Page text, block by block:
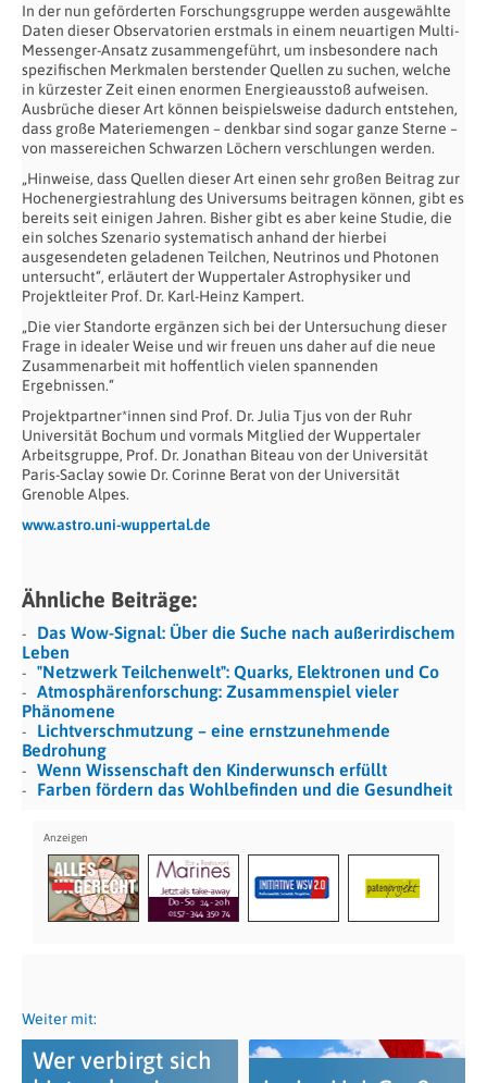
In der nun geförderten Forschungsgruppe werden ausgewählte
Daten dieser Observatorien erstmals in einem neuartigen Multi-
Messenger-Ansatz zusammengeführt, um insbesondere nach
spezifischen Merkmalen berstender Quellen zu suchen, welche
in kürzester Zeit einen enormen Energieausstoß aufweisen.
Ausbrüche dieser Art können beispielsweise dadurch entstehen,
dass große Materiemengen – denkbar sind sogar ganze Sterne –
von massereichen Schwarzen Löchern verschlungen werden.
„Hinweise, dass Quellen dieser Art einen sehr großen Beitrag zur
Hochenergiestrahlung des Universums beitragen können, gibt es
bereits seit einigen Jahren. Bisher gibt es aber keine Studie, die
ein solches Szenario systematisch anhand der hierbei
ausgesendeten geladenen Teilchen, Neutrinos und Photonen
untersucht“, erläutert der Wuppertaler Astrophysiker und
Projektleiter Prof. Dr. Karl-Heinz Kampert.
„Die vier Standorte ergänzen sich bei der Untersuchung dieser
Frage in idealer Weise und wir freuen uns daher auf die neue
Zusammenarbeit mit hoffentlich vielen spannenden
Ergebnissen.“
Projektpartner*innen sind Prof. Dr. Julia Tjus von der Ruhr
Universität Bochum und vormals Mitglied der Wuppertaler
Arbeitsgruppe, Prof. Dr. Jonathan Biteau von der Universität
Paris-Saclay sowie Dr. Corinne Berat von der Universität
Grenoble Alpes.
www.astro.uni-wuppertal.de
Ähnliche Beiträge:
Das Wow-Signal: Über die Suche nach außerirdischem
Leben
"Netzwerk Teilchenwelt": Quarks, Elektronen und Co
Atmosphärenforschung: Zusammenspiel vieler
Phänomene
Lichtverschmutzung – eine ernstzunehmende
Bedrohung
Wenn Wissenschaft den Kinderwunsch erfüllt
Farben fördern das Wohlbefinden und die Gesundheit
Weiter mit:
Wer verbirgt sich